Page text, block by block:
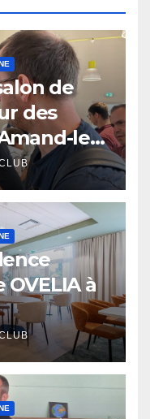
de
des
les-
à